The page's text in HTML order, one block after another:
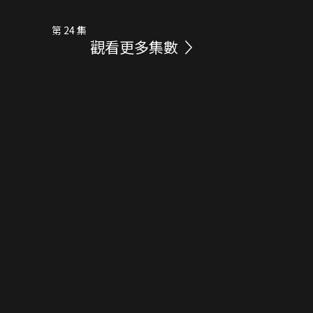
第 24 集
觀看更多集數